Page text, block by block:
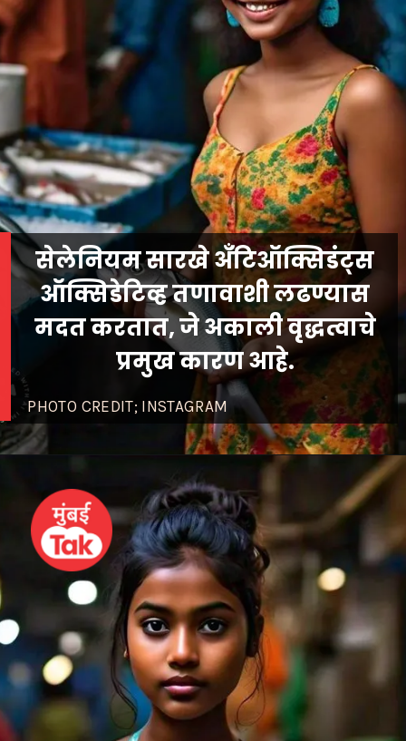
PHOTO CREDIT; INSTAGRAM
सेलेनियम सारखे अँटिऑक्सिडंट्स
ऑक्सिडेटिव्ह तणावाशी लढण्यास
मदत करतात, जे अकाली वृद्धत्वाचे
प्रमुख कारण आहे.